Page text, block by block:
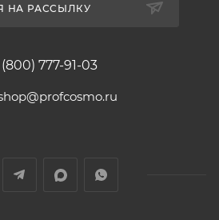
НА РАССЫЛКУ
777-91-03